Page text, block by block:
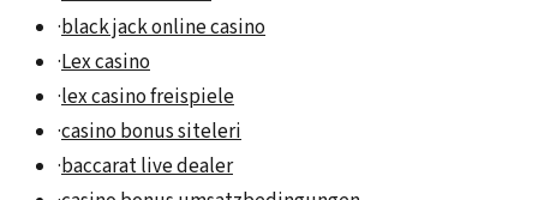
·black jack online casino
·Lex casino
·lex casino freispiele
·casino bonus siteleri
·baccarat live dealer